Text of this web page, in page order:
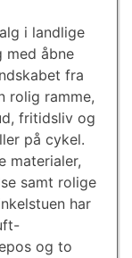
i landlige
med åbne
fra
rolig ramme,
fritidsliv og
på cykel.
materialer,
samt rolige
har
og to